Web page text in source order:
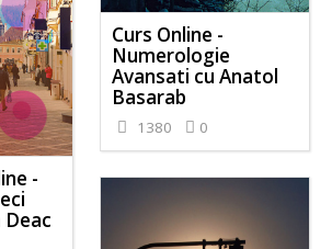
Curs Online -
Numerologie
Avansati cu Anatol
Basarab
1380 0
-